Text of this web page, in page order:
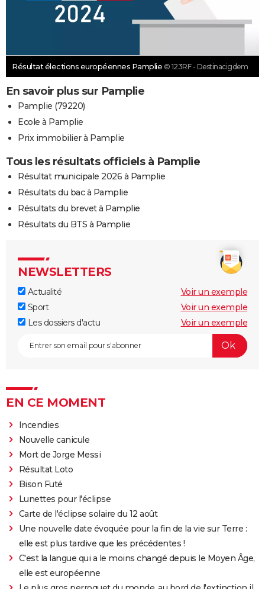
Résultat élections européennes Pamplie © 123RF - Destinacigdem
En savoir plus sur Pamplie
Pamplie (79220)
Ecole à Pamplie
Prix immobilier à Pamplie
Tous les résultats officiels à Pamplie
Résultat municipale 2026 à Pamplie
Résultats du bac à Pamplie
Résultats du brevet à Pamplie
Résultats du BTS à Pamplie
NEWSLETTERS
Actualité
Voir un exemple
Sport
Voir un exemple
Les dossiers d'actu
Voir un exemple
EN CE MOMENT
Incendies
Nouvelle canicule
Mort de Jorge Messi
Résultat Loto
Bison Futé
Lunettes pour l'éclipse
Carte de l'éclipse solaire du 12 août
Une nouvelle date évoquée pour la fin de la vie sur Terre :
elle est plus tardive que les précédentes !
C'est la langue qui a le moins changé depuis le Moyen Âge,
elle est européenne